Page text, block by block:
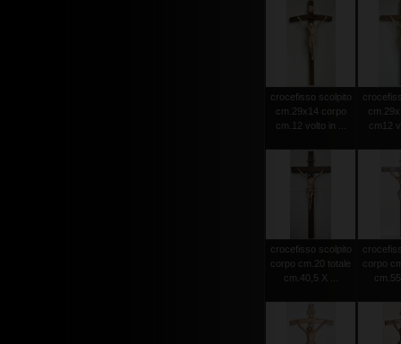
crocefisso scolpito
cm.29x14 corpo
cm.12 volto in ...
cm12
crocefisso scolpito
corpo cm.20 totale
cm.40,5 X ...
corpo